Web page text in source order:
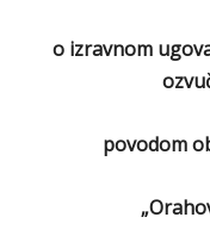
o izravnom
povodom